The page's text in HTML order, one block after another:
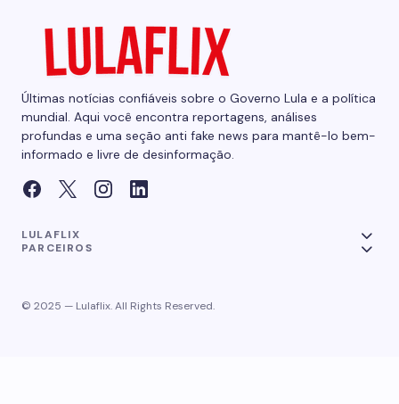
Últimas notícias confiáveis sobre o Governo Lula e a política
mundial. Aqui você encontra reportagens, análises
profundas e uma seção anti fake news para mantê-lo bem-
informado e livre de desinformação.
LULAFLIX
PARCEIROS
© 2025 — Lulaflix. All Rights Reserved.